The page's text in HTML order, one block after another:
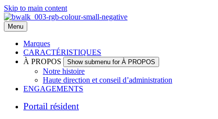
Skip to main content
Menu
Marques
CARACTÉRISTIQUES
À PROPOS
Show submenu for À PROPOS
Notre histoire
Haute direction et conseil d’administration
ENGAGEMENTS
Portail résident